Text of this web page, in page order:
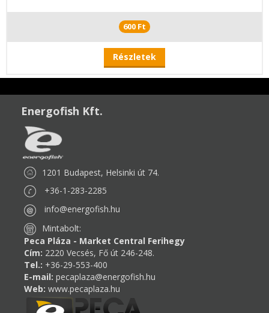
600 Ft
Részletek
Energofish Kft.
1201 Budapest, Helsinki út 74.
+36-1-283-2285
info@energofish.hu
Mintabolt:
Peca Pláza - Market Central Ferihegy
Cím: 2220 Vecsés, Fő út 246-248.
Tel.: +36-29-553-400
E-mail: pecaplaza@energofish.hu
Web: www.pecaplaza.hu